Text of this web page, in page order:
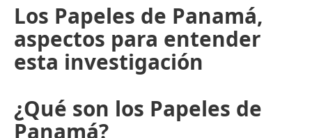
Los Papeles de Panamá,
aspectos para entender
esta investigación
¿Qué son los Papeles de
Panamá?